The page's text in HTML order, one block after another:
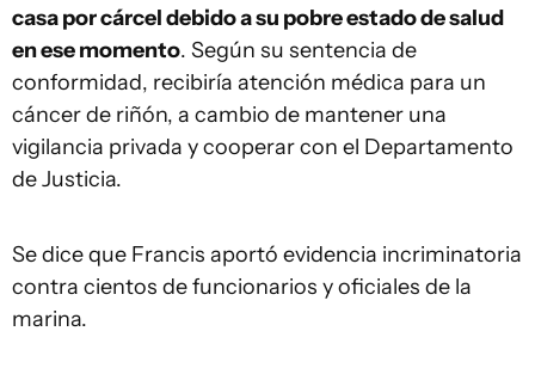
casa por cárcel debido a su pobre estado de salud
en ese momento. Según su sentencia de
conformidad, recibiría atención médica para un
cáncer de riñón, a cambio de mantener una
vigilancia privada y cooperar con el Departamento
de Justicia.
Se dice que Francis aportó evidencia incriminatoria
contra cientos de funcionarios y oficiales de la
marina.